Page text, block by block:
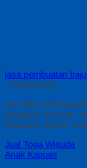
jasa pembuatan
1 Maret 2015
jasa bikin
jayapura, sorong,
mauroke, timika,
Jual Toga Wisuda
Anak Kapuas